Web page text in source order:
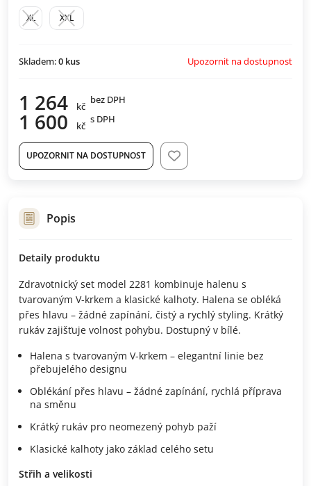
XL XXL
Skladem:0 kus Upozornit na dostupnost
1 264 kč
bez DPH
1 600 kč
s DPH
UPOZORNIT NA DOSTUPNOST
Popis
Detaily produktu
Zdravotnický set model 2281 kombinuje halenu s
tvarovaným V-krkem a klasické kalhoty. Halena se obléká
přes hlavu – žádné zapínání, čistý a rychlý styling. Krátký
rukáv zajišťuje volnost pohybu. Dostupný v bílé.
Halena s tvarovaným V-krkem – elegantní linie bez
přebujelého designu
Oblékání přes hlavu – žádné zapínání, rychlá příprava
na směnu
Krátký rukáv pro neomezený pohyb paží
Klasické kalhoty jako základ celého setu
Střih a velikosti